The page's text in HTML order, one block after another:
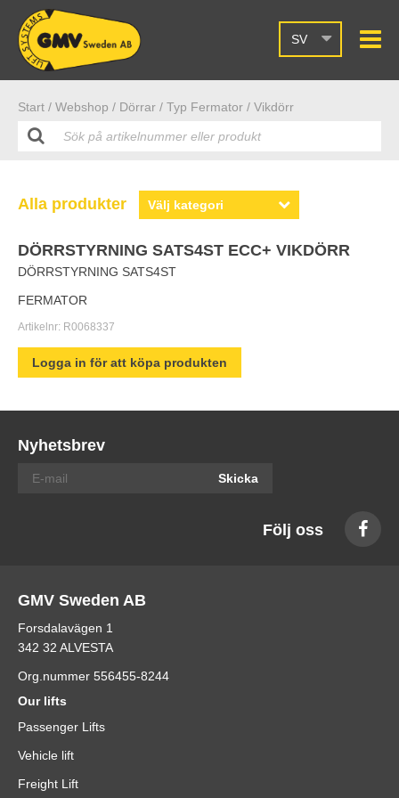
SV
Start / Webshop / Dörrar / Typ Fermator / Vikdörr
Alla produkter
DÖRRSTYRNING SATS4ST ECC+ VIKDÖRR
DÖRRSTYRNING SATS4ST
FERMATOR
Artikelnr: R0068337
Logga in för att köpa produkten
Nyhetsbrev
Skicka
Följ oss
GMV Sweden AB
Forsdalavägen 1
342 32 ALVESTA
Org.nummer 556455-8244
Our lifts
Passenger Lifts
Vehicle lift
Freight Lift